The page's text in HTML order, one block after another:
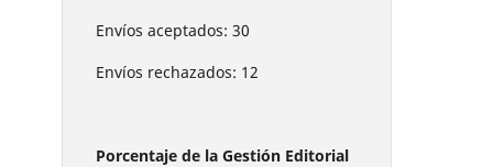
Envíos aceptados: 30
Envíos rechazados: 12
Porcentaje de la Gestión Editorial